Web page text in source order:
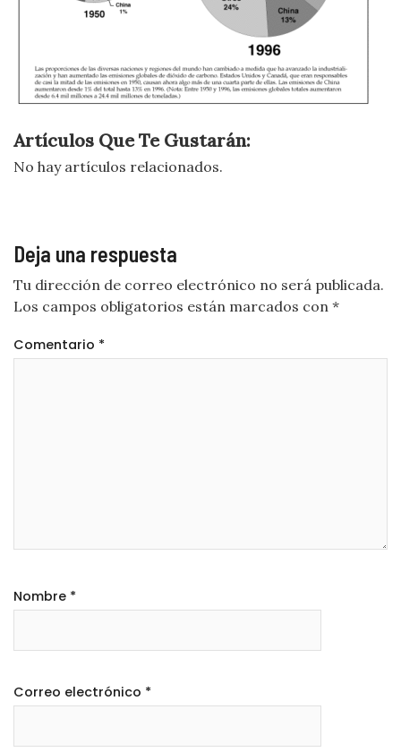
Artículos Que Te Gustarán:
No hay artículos relacionados.
Deja una respuesta
Tu dirección de correo electrónico no será publicada.
Los campos obligatorios están marcados con *
Comentario *
Nombre *
Correo electrónico *